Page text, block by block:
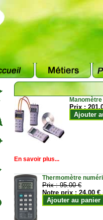
Prix :
Ajouter
En savoir plus...
Thermomètre
Prix :95.00 €
Notre prix :24.00 €
Ajouter au panier